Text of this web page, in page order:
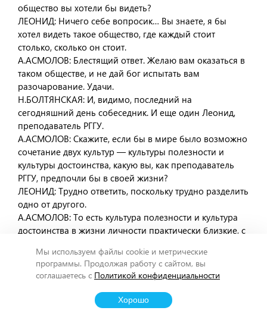
общество вы хотели бы видеть?
ЛЕОНИД: Ничего себе вопросик… Вы знаете, я бы
хотел видеть такое общество, где каждый стоит
столько, сколько он стоит.
А.АСМОЛОВ: Блестящий ответ. Желаю вам оказаться в
таком обществе, и не дай бог испытать вам
разочарование. Удачи.
Н.БОЛТЯНСКАЯ: И, видимо, последний на
сегодняшний день собеседник. И еще один Леонид,
преподаватель РГГУ.
А.АСМОЛОВ: Скажите, если бы в мире было возможно
сочетание двух культур — культуры полезности и
культуры достоинства, какую вы, как преподаватель
РГГУ, предпочли бы в своей жизни?
ЛЕОНИД: Трудно ответить, поскольку трудно разделить
одно от другого.
А.АСМОЛОВ: То есть культура полезности и культура
достоинства в жизни личности практически близкие, с
ЛЕОНИД: Практически одно и то же.
А.АСМОЛОВ: Но когда к вам обращаются и вами
манипулируют — вы испытываете какую культуру —
полезности или достоинства?
ЛЕОНИД: Я не поддаюсь на манипуляции…
Мы используем файлы cookie и метрические
программы. Продолжая работу с сайтом, вы
соглашаетесь с Политикой конфиденциальности
Хорошо